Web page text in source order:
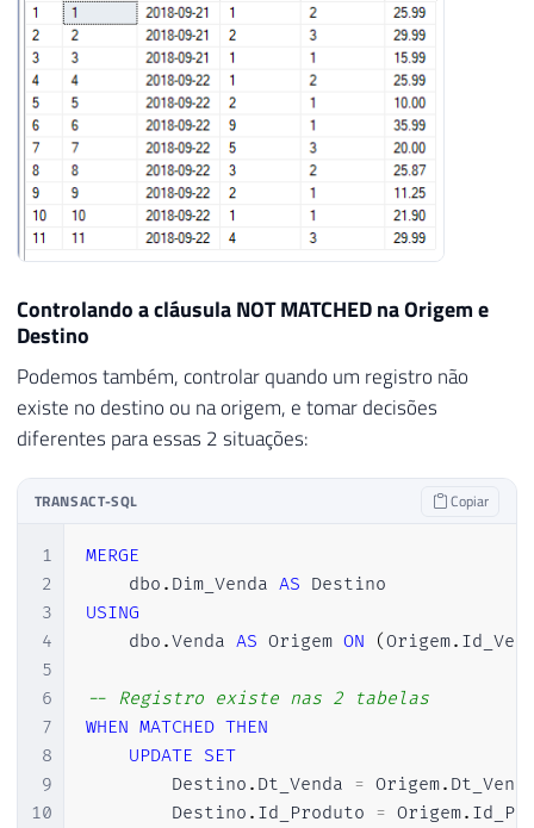
Controlando a cláusula NOT MATCHED na Origem e
Destino
Podemos também, controlar quando um registro não
existe no destino ou na origem, e tomar decisões
diferentes para essas 2 situações:
TRANSACT-SQL Copiar
1
2
3
4
5
6
7
8
9
10
MERGE
    dbo
. Dim_Venda AS
USING
    dbo
.Venda AS Origem ON (Origem.
-- Registro existe nas 2 tabelas
WHEN MATCHED THEN
UPDATE SET
        Destino
. Dt_Venda = Origem.
        Destino
. Id_Produto = Origem.